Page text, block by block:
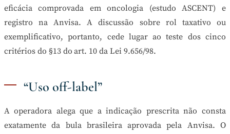
eficácia comprovada em oncologia (estudo ASCENT) e
registro na Anvisa. A discussão sobre rol taxativo ou
exemplificativo, portanto, cede lugar ao teste dos cinco
critérios do §13 do art. 10 da Lei 9.656/98.
“Uso off-label”
A operadora alega que a indicação prescrita não consta
exatamente da bula brasileira aprovada pela Anvisa. O